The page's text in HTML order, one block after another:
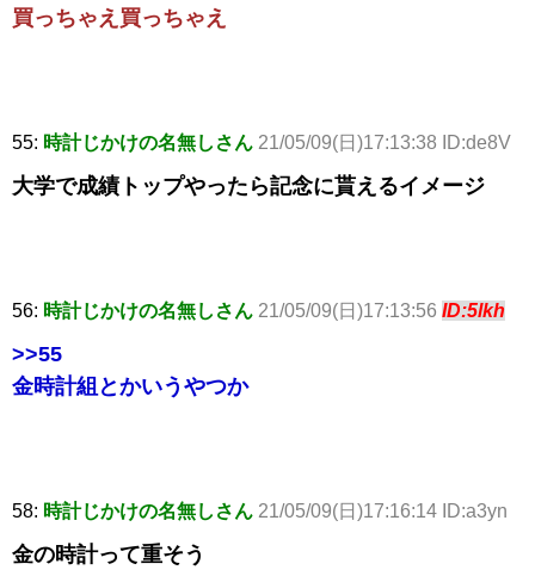
買っちゃえ買っちゃえ
55: 時計じかけの名無しさん 21/05/09(日)17:13:38 ID:de8V
大学で成績トップやったら記念に貰えるイメージ
56: 時計じかけの名無しさん 21/05/09(日)17:13:56 ID:5lkh
>>55
金時計組とかいうやつか
58: 時計じかけの名無しさん 21/05/09(日)17:16:14 ID:a3yn
金の時計って重そう